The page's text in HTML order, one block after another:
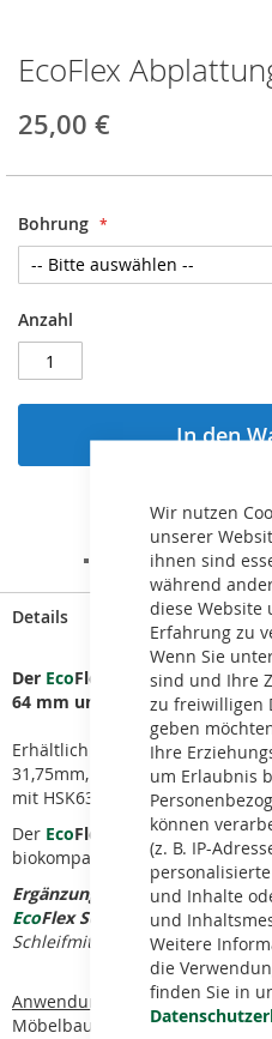
Wir nutzen
unserer
ihnen sind
während
diese Website
Erfahrung zu
Wenn Sie
sind und Ihre
zu freiwilligen
geben
Ihre
um Erlaubnis
können
(z. B. IP-
und Inhalte
und
Weitere
die
finden Sie in
EcoFlex
25,00 €
Bohrung
Anzahl
In den
ZUR
ZUR
Zum
Anfang
der
Bildergalerie
Details
Der EcoFlex A 64 Fixierring
64 mm und wird ganz einfach
Erhältlich in den
31,75mm, 35mm, 40mm und
mit HSK63F 30x80.
Der EcoFlex A 64Fixierring
biokompatiblem Rohstoff.
Ergänzung
zum Produkt: Die
EcoFlex Schleifmittel-Elemente
Schleifmittel-Elementen)
Anwendungsgebiete:
Möbelbau, Innenausbau,